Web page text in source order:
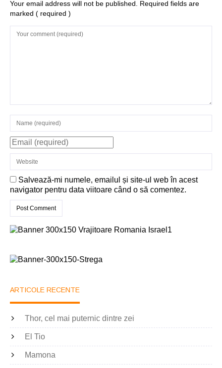
Structurile
enigmatice de la
Gobelki Tepe din
Your email address will not be published. Required fields are
marked ( required )
Salvează-mi numele, emailul și site-ul web în acest
navigator pentru data viitoare când o să comentez.
ARTICOLE RECENTE
Thor, cel mai puternic dintre zei
El Tio
Mamona